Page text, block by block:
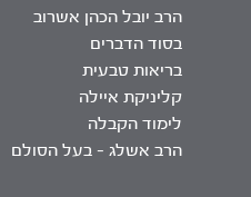
הרב יובל הכהן אשרוב
בסוד הדברים
בריאות טבעית
קליניקת איילה
לימוד הקבלה
הרב אשלג – בעל הסולם